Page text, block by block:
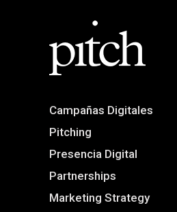
Campañas Digitales
Pitching
Presencia Digital
Partnerships
Marketing Strategy